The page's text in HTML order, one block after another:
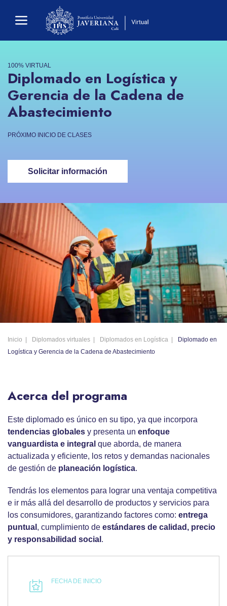
100% VIRTUAL
Diplomado en Logística y
Gerencia de la Cadena de
Abastecimiento
PRÓXIMO INICIO DE CLASES
Solicitar información
Inicio Diplomados virtuales Diplomados en Logística
Diplomado en
Logística y Gerencia de la Cadena de Abastecimiento
Acerca del programa
Este diplomado es único en su tipo, ya que incorpora
tendencias globales y presenta un enfoque
vanguardista e integral que aborda, de manera
actualizada y eficiente, los retos y demandas nacionales
de gestión de planeación logística.
Tendrás los elementos para lograr una ventaja competitiva
e ir más allá del desarrollo de productos y servicios para
los consumidores, garantizando factores como: entrega
puntual , cumplimiento de estándares de calidad, precio
y responsabilidad social .
FECHA DE INICIO